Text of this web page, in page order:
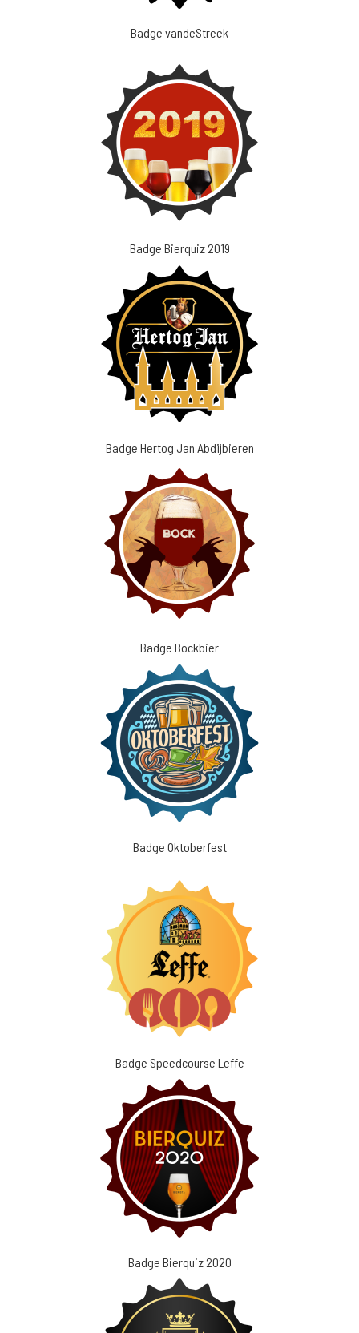
Badge vandeStreek
Badge Bierquiz 2019
Badge Hertog Jan Abdijbieren
Badge Bockbier
Badge Oktoberfest
Badge Speedcourse Leffe
Badge Bierquiz 2020